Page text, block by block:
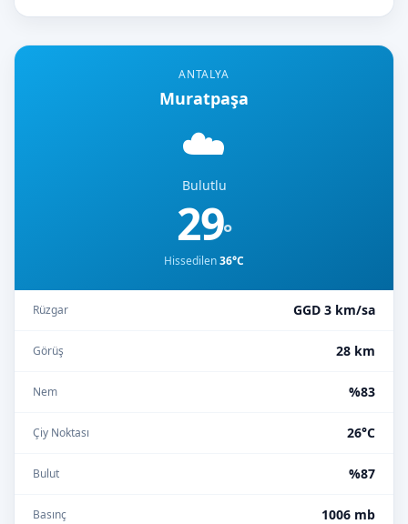
ANTALYA
Muratpaşa
☁️
Bulutlu
29°
Hissedilen36°C
Rüzgar GGD 3 km/sa
Görüş 28 km
Nem %83
Çiy Noktası 26°C
Bulut %87
Basınç 1006 mb